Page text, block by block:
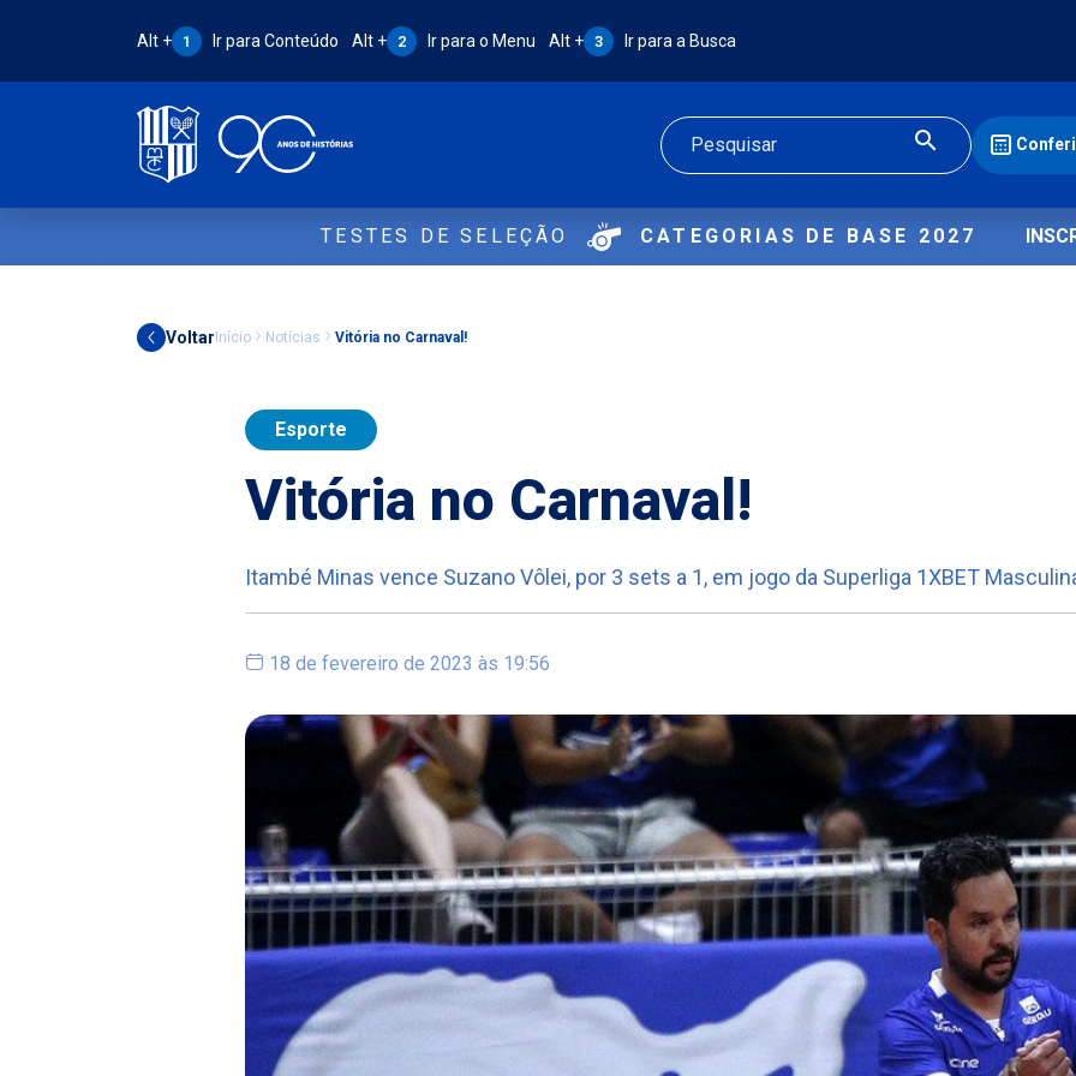
Atalho Alt + 1:
Alt + 1 Ir para Conteúdo Atalho Alt + 2:
Alt + 2 Ir para o Menu Atalho Alt + 3:
Alt + 3 Ir para a Busca
Buscar
TESTES DE SELEÇÃO CATEGORIAS DE BASE 2027
Voltar Início Notícias Vitória no Carnaval!
Esporte
Vitória no Carnaval!
Itambé Minas vence Suzano Vôlei, por 3 sets a 1, em jogo da Superliga 1XBET
18 de fevereiro de 2023 às 19:56